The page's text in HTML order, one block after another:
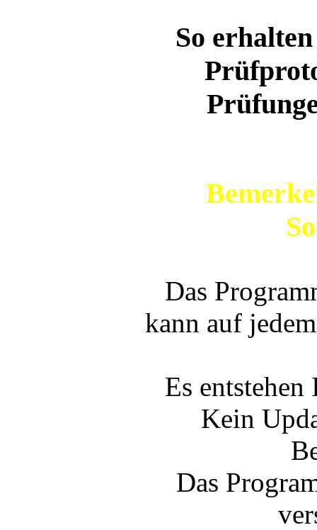
So
Das
kann auf
Es
Kein
Das